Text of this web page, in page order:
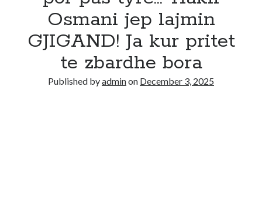
Osmani jep lajmin
GJIGAND! Ja kur pritet
te zbardhe bora
Published byadminon December 3, 2025